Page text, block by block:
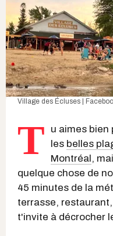
Village des Écluses |
T
u aimes bien
les belles
Montréal,
quelque chose de
45 minutes de la
terrasse,
t'invite à décrocher